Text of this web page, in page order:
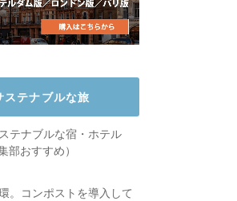
テナブルな旅
テナブルな宿・ホテル
部おすすめ）
。コンポストを導入して